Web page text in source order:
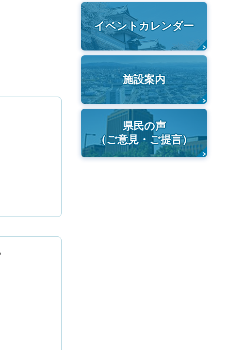
イベントカレンダー
施設案内
県民の声
（ご意見・ご提言）